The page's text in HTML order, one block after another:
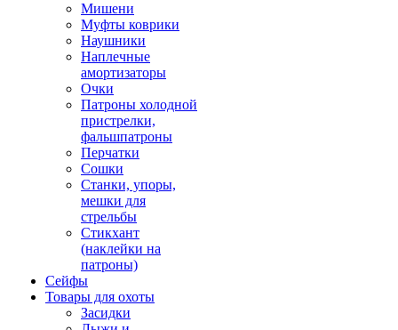
Мишени
Муфты коврики
Наушники
Наплечные
амортизаторы
Очки
Патроны холодной
пристрелки,
фальшпатроны
Перчатки
Сошки
Станки, упоры,
мешки для
стрельбы
Стикхант
(наклейки на
патроны)
Сейфы
Товары для охоты
Засидки